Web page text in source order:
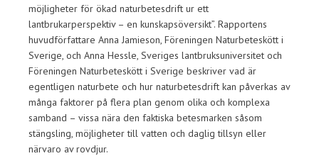
möjligheter för ökad naturbetesdrift ur ett
lantbrukarperspektiv – en kunskapsöversikt”. Rapportens
huvudförfattare Anna Jamieson, Föreningen Naturbeteskött i
Sverige, och Anna Hessle, Sveriges lantbruksuniversitet och
Föreningen Naturbeteskött i Sverige beskriver vad är
egentligen naturbete och hur naturbetesdrift kan påverkas av
många faktorer på flera plan genom olika och komplexa
samband – vissa nära den faktiska betesmarken såsom
stängsling, möjligheter till vatten och daglig tillsyn eller
närvaro av rovdjur.